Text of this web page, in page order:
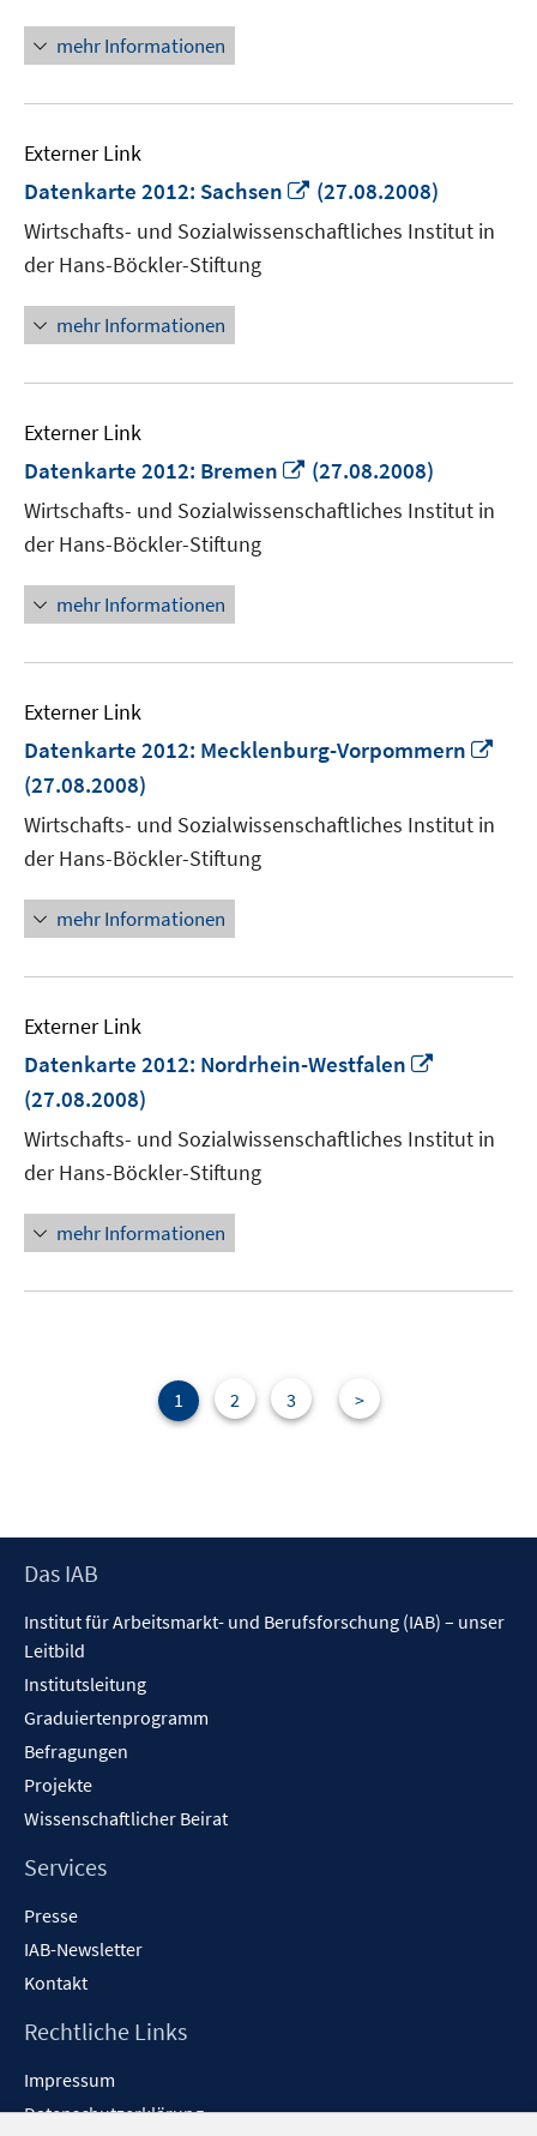
mehr Informationen
Externer Link
Datenkarte 2012: Sachsen
In
neuem
Fenster
(27.08.2008)
Wirtschafts- und Sozialwissenschaftliches Institut in
der Hans-Böckler-Stiftung
mehr Informationen
Externer Link
Datenkarte 2012: Bremen
In
neuem
Fenster
(27.08.2008)
Wirtschafts- und Sozialwissenschaftliches Institut in
der Hans-Böckler-Stiftung
mehr Informationen
Externer Link
Datenkarte 2012: Mecklenburg-Vorpommern
(27.08.2008)
Wirtschafts- und Sozialwissenschaftliches Institut in
der Hans-Böckler-Stiftung
mehr Informationen
Externer Link
Datenkarte 2012: Nordrhein-Westfalen
öffnen
(27.08.2008)
Wirtschafts- und Sozialwissenschaftliches Institut in
der Hans-Böckler-Stiftung
mehr Informationen
1 2 3 >
Footer
Das IAB
Institut für Arbeitsmarkt- und Berufsforschung (IAB) – unser
Leitbild
Institutsleitung
Graduiertenprogramm
Befragungen
Projekte
Wissenschaftlicher Beirat
Services
Presse
IAB-Newsletter
Kontakt
Rechtliche Links
Impressum
Datenschutzerklärung